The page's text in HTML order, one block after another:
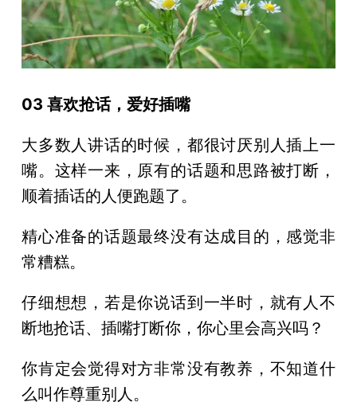
03 喜欢抢话，爱好插嘴
大多数人讲话的时候，都很讨厌别人插上一
嘴。这样一来，原有的话题和思路被打断，
顺着插话的人便跑题了。
精心准备的话题最终没有达成目的，感觉非
常糟糕。
仔细想想，若是你说话到一半时，就有人不
断地抢话、插嘴打断你，你心里会高兴吗？
你肯定会觉得对方非常没有教养，不知道什
么叫作尊重别人。